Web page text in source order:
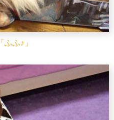
「ふふ♪」